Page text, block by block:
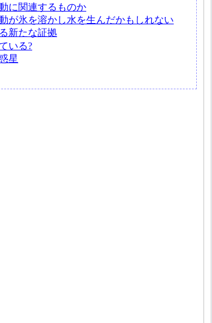
に関連するものか
が氷を溶かし水を生んだかもしれない
新たな証拠
いる?
星